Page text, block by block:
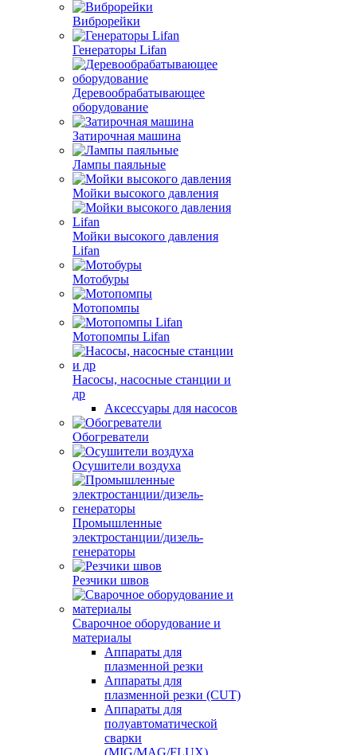
Виброрейки
Генераторы Lifan
Деревообрабатывающее
оборудование
Затирочная машина
Лампы паяльные
Мойки высокого давления
Мойки высокого давления
Lifan
Мотобуры
Мотопомпы
Мотопомпы Lifan
Насосы, насосные станции и
др
Аксессуары для насосов
Обогреватели
Осушители воздуха
Промышленные
электростанции/дизель-
генераторы
Резчики швов
Сварочное оборудование и
материалы
Аппараты для
плазменной резки
Аппараты для
плазменной резки (CUT)
Аппараты для
полуавтоматической
сварки
(MIG/MAG/FLUX)